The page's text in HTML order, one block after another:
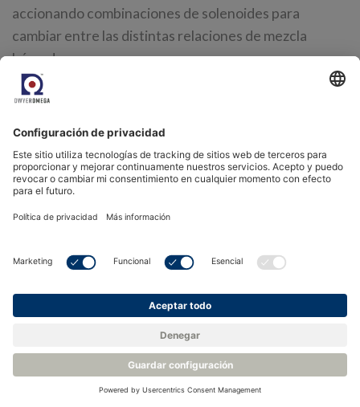
accionando combinaciones de solenoides para
cambiar entre las distintas relaciones de mezcla
húmedo-seco.
Mezcla manual - DG2 y DG3
El DG3, con mezcla manual de una sola etapa, genera
Cdp (-103
Fdp), pueden alcanzarse con el DG2,
que dispone de una segunda etapa de mezcla de flujo
de gas. Los puntos fuertes de los DG2 y DG3 son su
facilidad de uso y su flexibilidad para generar
manualmente un punto de rocío objetivo preciso
mediante el ajuste fino de la mezcla de gases a través
de las válvulas de medición de caudal. Con el